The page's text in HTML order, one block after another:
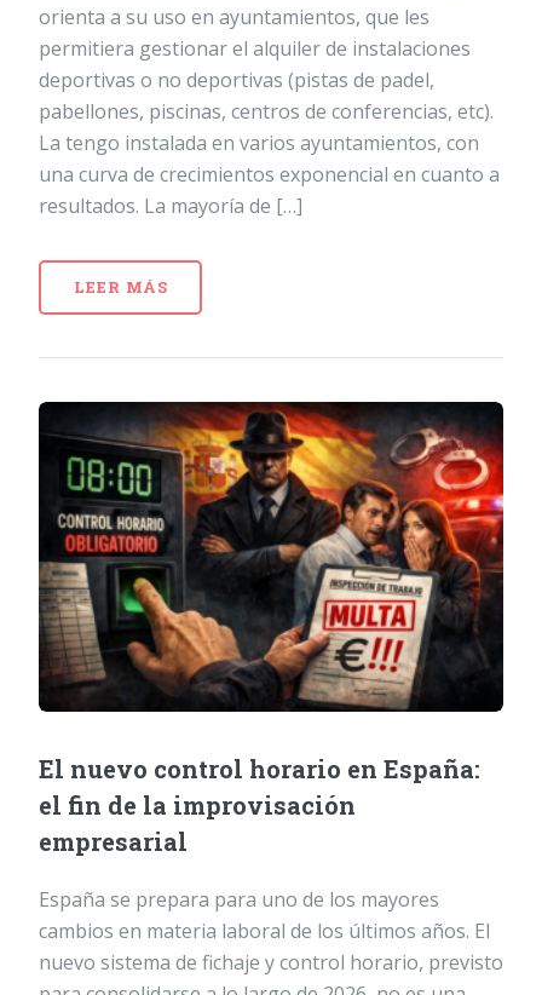
orienta a su uso en ayuntamientos, que les
permitiera gestionar el alquiler de instalaciones
deportivas o no deportivas (pistas de padel,
pabellones, piscinas, centros de conferencias, etc).
La tengo instalada en varios ayuntamientos, con
una curva de crecimientos exponencial en cuanto a
resultados. La mayoría de […]
LEER MÁS
El nuevo control horario en España:
el fin de la improvisación
empresarial
España se prepara para uno de los mayores
cambios en materia laboral de los últimos años. El
nuevo sistema de fichaje y control horario, previsto